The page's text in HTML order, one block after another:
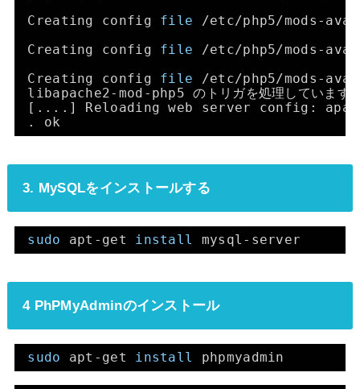
Creating config file
/etc/php5/mods-
Creating config file
/etc/php5/mods-
Creating config file
/etc/php5/mods-
libapache2-mod-php5 のトリガを処理していま
[....] Reloading web server config:
. ok
3. MySQLをインストールする
sudo apt-get install mysql-server
4 PhPMyAdminのインストール
sudo apt-get install phpmyadmin